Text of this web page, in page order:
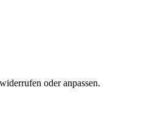
oder anpassen.